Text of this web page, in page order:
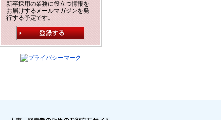
新卒採用の業務に役立つ情報を
お届けするメールマガジンを発
行する予定です。